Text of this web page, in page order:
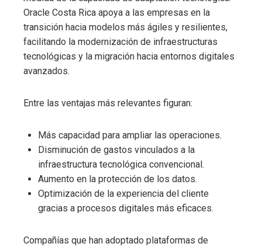
Oracle Costa Rica apoya a las empresas en la
transición hacia modelos más ágiles y resilientes,
facilitando la modernización de infraestructuras
tecnológicas y la migración hacia entornos digitales
avanzados.
Entre las ventajas más relevantes figuran:
Más capacidad para ampliar las operaciones.
Disminución de gastos vinculados a la
infraestructura tecnológica convencional.
Aumento en la protección de los datos.
Optimización de la experiencia del cliente
gracias a procesos digitales más eficaces.
Compañías que han adoptado plataformas de